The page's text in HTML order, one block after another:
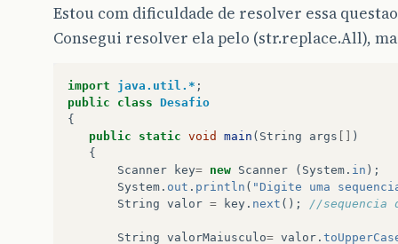
Estou com dificuldade de resolver essa
Consegui resolver ela pelo (str.replace.All),
import java.util.* ;
public
class Desafio
{
public
static void main ( String args
)
{
Scanner
key= new Scanner ( System . in );
System . out . println ( "Digite uma
String valor = key . next (); //sequencia
String valorMaiusculo= valor .